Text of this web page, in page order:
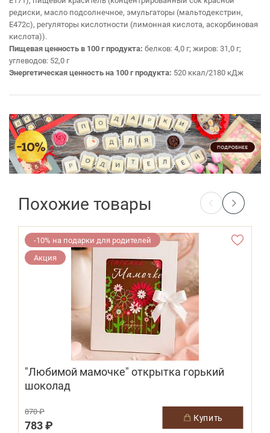
редиски, масло подсолнечное, эмульгаторы (мальтодекстрин,
Е472с), регуляторы кислотности (лимонная кислота, аскорбиновая
кислота)).
Пищевая ценность в 100 г продукта: белков: 4,0 г; жиров: 31,0 г;
углеводов: 52,0 г
Энергетическая ценность на 100 г продукта: 520 ккал/2180 кДж
Похожие товары
-10% на подарки для родителей
Акция
"Любимой мамочке" открытка горький
шоколад
870 ₽
783 ₽
купить